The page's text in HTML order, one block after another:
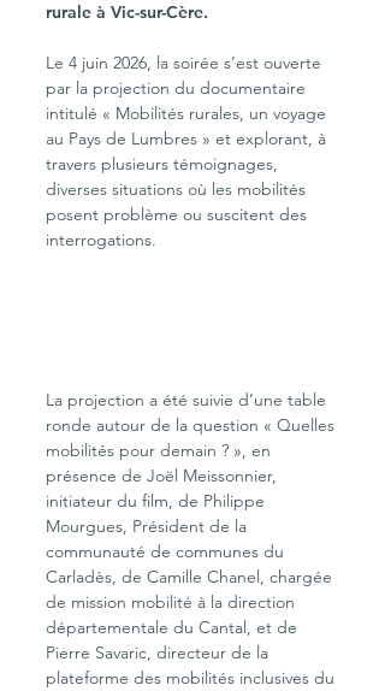
rurale à Vic-sur-Cère.
Le 4 juin 2026, la soirée s’est ouverte
par la projection du documentaire
intitulé « Mobilités rurales, un voyage
au Pays de Lumbres » et explorant, à
travers plusieurs témoignages,
diverses situations où les mobilités
posent problème ou suscitent des
interrogations.
La projection a été suivie d’une table
ronde autour de la question « Quelles
mobilités pour demain ? », en
présence de Joël Meissonnier,
initiateur du film, de Philippe
Mourgues, Président de la
communauté de communes du
Carladès, de Camille Chanel, chargée
de mission mobilité à la direction
départementale du Cantal, et de
Pierre Savaric, directeur de la
plateforme des mobilités inclusives du